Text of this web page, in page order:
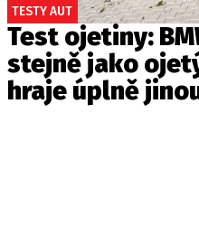
TESTY AUT
Test ojetiny:
stejně jako
hraje úplně